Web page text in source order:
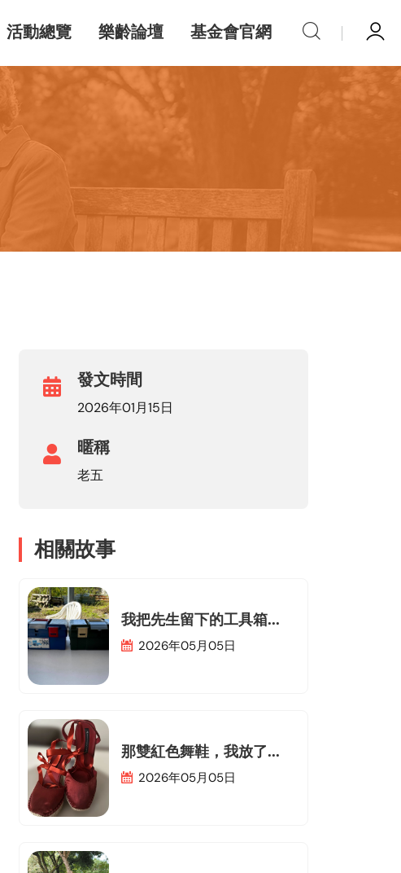
活動總覽 樂齡論壇 基金會官網
發文時間
2026年01月15日
暱稱
老五
相關故事
我把先生留下的工具箱...
2026年05月05日
那雙紅色舞鞋，我放了...
2026年05月05日